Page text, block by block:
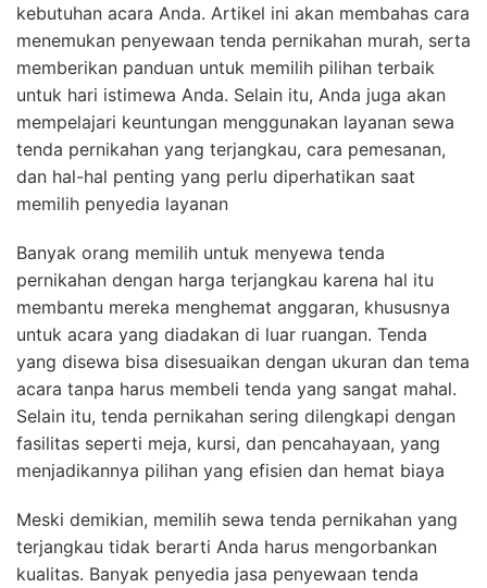
kebutuhan acara Anda. Artikel ini akan membahas cara
menemukan penyewaan tenda pernikahan murah, serta
memberikan panduan untuk memilih pilihan terbaik
untuk hari istimewa Anda. Selain itu, Anda juga akan
mempelajari keuntungan menggunakan layanan sewa
tenda pernikahan yang terjangkau, cara pemesanan,
dan hal-hal penting yang perlu diperhatikan saat
memilih penyedia layanan
Banyak orang memilih untuk menyewa tenda
pernikahan dengan harga terjangkau karena hal itu
membantu mereka menghemat anggaran, khususnya
untuk acara yang diadakan di luar ruangan. Tenda
yang disewa bisa disesuaikan dengan ukuran dan tema
acara tanpa harus membeli tenda yang sangat mahal.
Selain itu, tenda pernikahan sering dilengkapi dengan
fasilitas seperti meja, kursi, dan pencahayaan, yang
menjadikannya pilihan yang efisien dan hemat biaya
Meski demikian, memilih sewa tenda pernikahan yang
terjangkau tidak berarti Anda harus mengorbankan
kualitas. Banyak penyedia jasa penyewaan tenda